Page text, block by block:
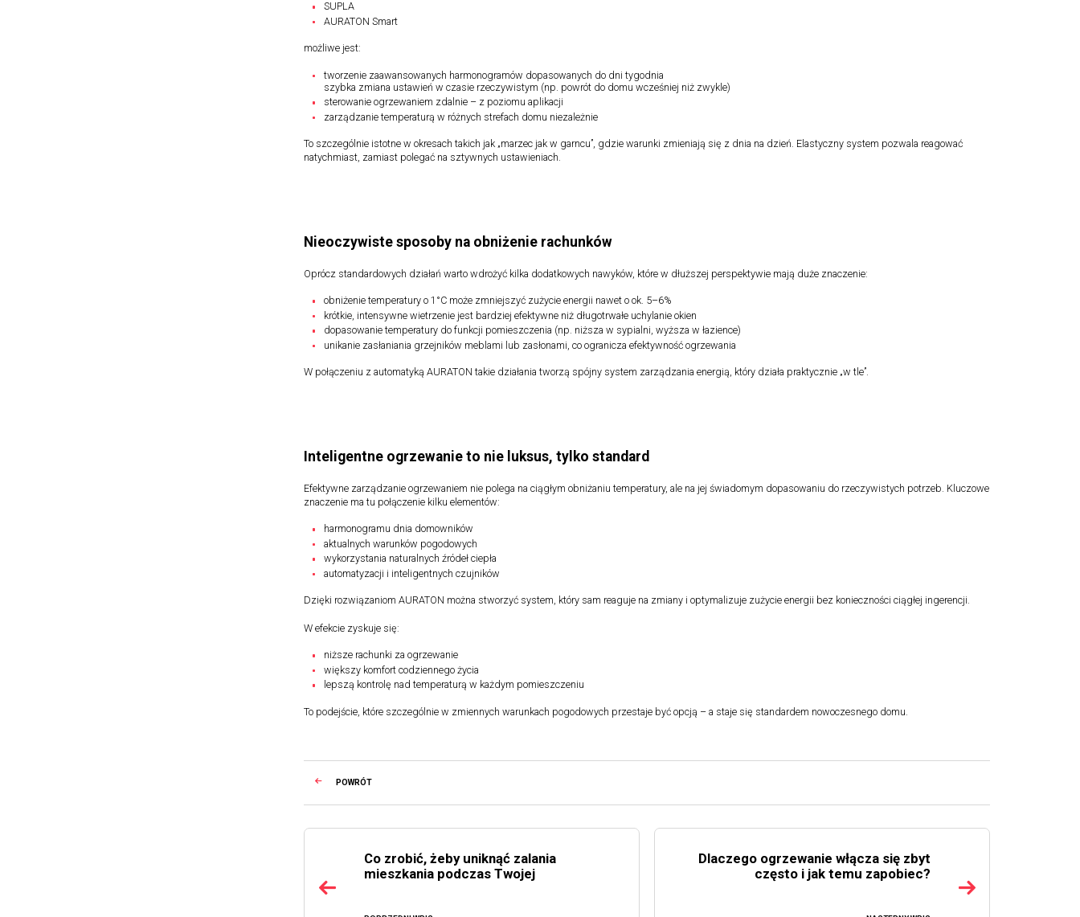
SUPLA
AURATON Smart
możliwe jest:
tworzenie zaawansowanych harmonogramów dopasowanych do dni tygodnia
szybka zmiana ustawień w czasie rzeczywistym (np. powrót do domu wcześniej niż zwykle)
sterowanie ogrzewaniem zdalnie – z poziomu aplikacji
zarządzanie temperaturą w różnych strefach domu niezależnie
To szczególnie istotne w okresach takich jak „marzec jak w garncu”, gdzie warunki zmieniają się z dnia na dzień. Elastyczny system pozwala reagować
natychmiast, zamiast polegać na sztywnych ustawieniach.
Nieoczywiste sposoby na obniżenie rachunków
Oprócz standardowych działań warto wdrożyć kilka dodatkowych nawyków, które w dłuższej perspektywie mają duże znaczenie:
obniżenie temperatury o 1°C może zmniejszyć zużycie energii nawet o ok. 5–6%
krótkie, intensywne wietrzenie jest bardziej efektywne niż długotrwałe uchylanie okien
dopasowanie temperatury do funkcji pomieszczenia (np. niższa w sypialni, wyższa w łazience)
unikanie zasłaniania grzejników meblami lub zasłonami, co ogranicza efektywność ogrzewania
W połączeniu z automatyką AURATON takie działania tworzą spójny system zarządzania energią, który działa praktycznie „w tle”.
Inteligentne ogrzewanie to nie luksus, tylko standard
Efektywne zarządzanie ogrzewaniem nie polega na ciągłym obniżaniu temperatury, ale na jej świadomym dopasowaniu do rzeczywistych potrzeb. Kluczowe
znaczenie ma tu połączenie kilku elementów:
harmonogramu dnia domowników
aktualnych warunków pogodowych
wykorzystania naturalnych źródeł ciepła
automatyzacji i inteligentnych czujników
Dzięki rozwiązaniom AURATON można stworzyć system, który sam reaguje na zmiany i optymalizuje zużycie energii bez konieczności ciągłej ingerencji.
W efekcie zyskuje się:
niższe rachunki za ogrzewanie
większy komfort codziennego życia
lepszą kontrolę nad temperaturą w każdym pomieszczeniu
To podejście, które szczególnie w zmiennych warunkach pogodowych przestaje być opcją – a staje się standardem nowoczesnego domu.
POWRÓT
Co zrobić, żeby uniknąć zalania
mieszkania podczas Twojej
Dlaczego ogrzewanie włącza się zbyt
często i jak temu zapobiec?